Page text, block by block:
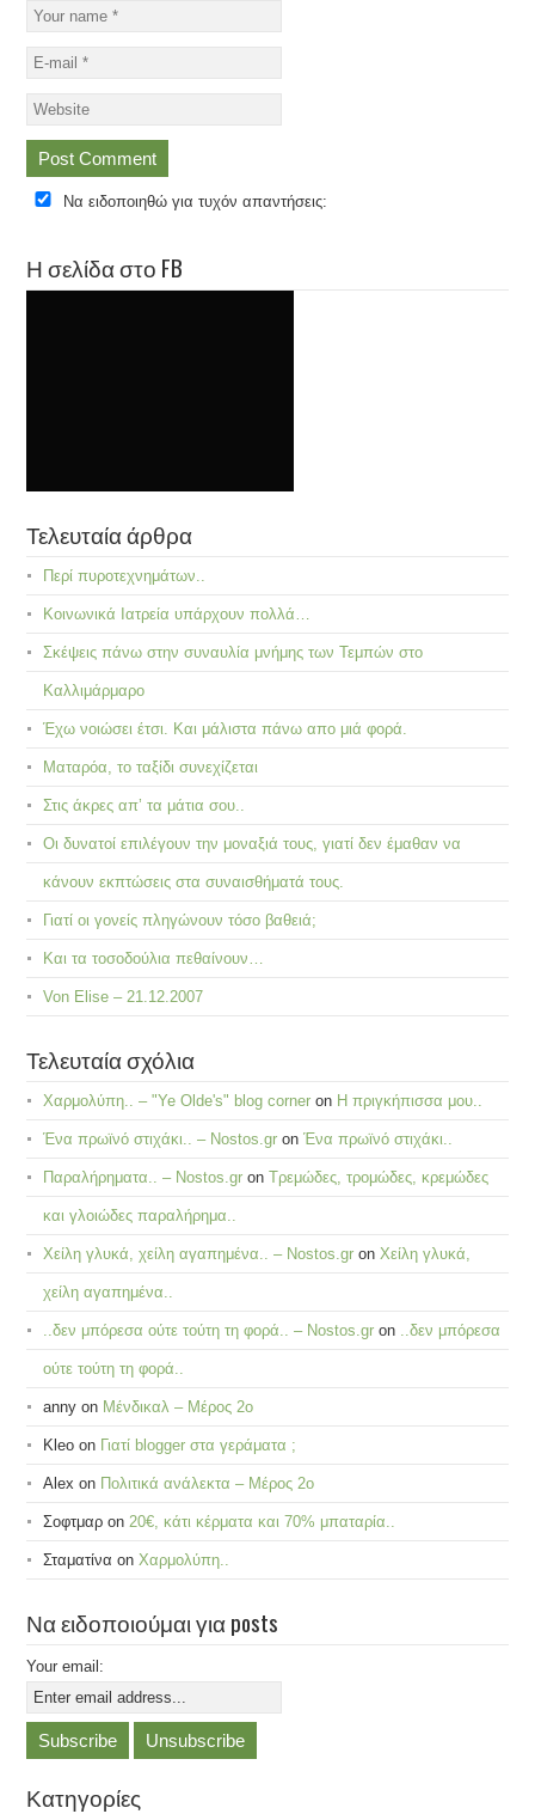
Να ειδοποιηθώ για τυχόν απαντήσεις:
Η σελίδα στο FB
Τελευταία άρθρα
Περί πυροτεχνημάτων..
Κοινωνικά Ιατρεία υπάρχουν πολλά…
Σκέψεις πάνω στην συναυλία μνήμης των Τεμπών στο
Καλλιμάρμαρο
Έχω νοιώσει έτσι. Και μάλιστα πάνω απο μιά φορά.
Ματαρόα, το ταξίδι συνεχίζεται
Στις άκρες απ’ τα μάτια σου..
Οι δυνατοί επιλέγουν την μοναξιά τους, γιατί δεν έμαθαν να
κάνουν εκπτώσεις στα συναισθήματά τους.
Γιατί οι γονείς πληγώνουν τόσο βαθειά;
Και τα τοσοδούλια πεθαίνουν…
Von Elise – 21.12.2007
Τελευταία σχόλια
Χαρμολύπη.. – "Ye Olde's" blog corner on Η πριγκήπισσα μου..
Ένα πρωϊνό στιχάκι.. – Nostos.gr onΈνα πρωϊνό στιχάκι..
Παραλήρηματα.. – Nostos.gr onΤρεμώδες, τρομώδες, κρεμώδες
και γλοιώδες παραλήρημα..
Χείλη γλυκά, χείλη αγαπημένα.. – Nostos.gr onΧείλη γλυκά,
χείλη αγαπημένα..
..δεν μπόρεσα ούτε τούτη τη φορά.. – Nostos.gr on ..δεν μπόρεσα
ούτε τούτη τη φορά..
anny on Μένδικαλ – Μέρος 2ο
Kleo on Γιατί blogger στα γεράματα ;
Alex on Πολιτικά ανάλεκτα – Μέρος 2ο
Σοφτμαρ on 20€, κάτι κέρματα και 70% μπαταρία..
Σταματίνα onΧαρμολύπη..
Να ειδοποιούμαι για posts
Your email:
Κατηγορίες